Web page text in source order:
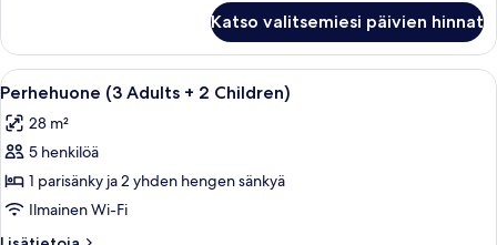
kuvat
Adults
1
Katso valitsemiesi päivien hinnat
Avaa
kaikki
huonetyypin
Perhehuone
(3
Adults
+
Moderni hotellihuone, jossa on
5
Perhehuone (3 Adults + 2 Children)
28 m²
5 henkilöä
1 parisänky ja 2 yhden hengen sänkyä
Ilmainen Wi-Fi